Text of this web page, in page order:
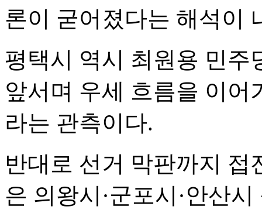
론이 굳어졌다는 해석이
평택시 역시 최원용 민주
앞서며 우세 흐름을 이어
라는 관측이다.
반대로 선거 막판까지
은 의왕시·군포시·안산